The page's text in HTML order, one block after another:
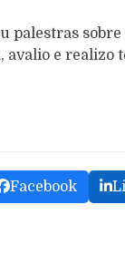
palestras
avalio e realizo
Facebook